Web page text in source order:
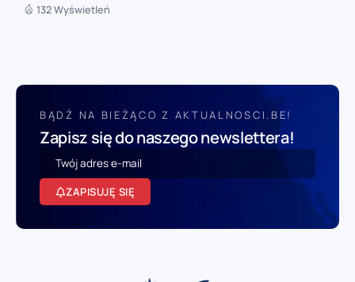
132 Wyświetleń
BĄDŹ NA BIEŻĄCO Z AKTUALNOSCI.BE!
Zapisz się do naszego newslettera!
ZAPISUJĘ SIĘ